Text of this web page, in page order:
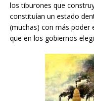
los tiburones que
constituían un estado
(muchas) con más poder
que en los gobiernos